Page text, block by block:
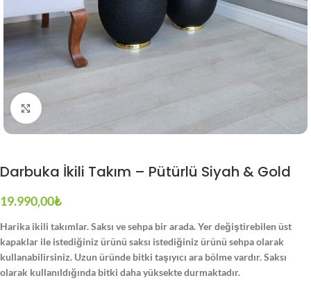
Büyütmek için tıklayın
Darbuka İkili Takım – Pütürlü Siyah & Gold
19.990,00₺
Harika ikili takımlar. Saksı ve sehpa bir arada. Yer değiştirebilen üst
kapaklar ile istediğiniz ürünü saksı istediğiniz ürünü sehpa olarak
kullanabilirsiniz. Uzun üründe bitki taşıyıcı ara bölme vardır. Saksı
olarak kullanıldığında bitki daha yüksekte durmaktadır.